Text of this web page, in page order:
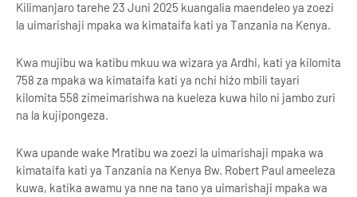
Kilimanjaro tarehe 23 Juni 2025 kuangalia maendeleo ya zoezi
la uimarishaji mpaka wa kimataifa kati ya Tanzania na Kenya.
Kwa mujibu wa katibu mkuu wa wizara ya Ardhi, kati ya kilomita
758 za mpaka wa kimataifa kati ya nchi hiźo mbili tayari
kilomita 558 zimeimarishwa na kueleza kuwa hilo ni jambo zuri
na la kujipongeza.
Kwa upande wake Mratibu wa zoezi la uimarishaji mpaka wa
kimataifa kati ya Tanzania na Kenya Bw. Robert Paul ameeleza
kuwa, katika awamu ya nne na tano ya uimarishaji mpaka wa